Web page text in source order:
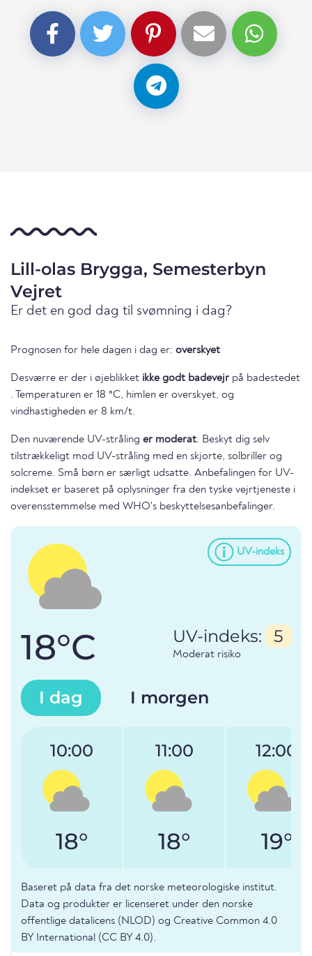
Lill-olas Brygga, Semesterbyn
Vejret
Er det en god dag til svømning i dag?
Prognosen for hele dagen i dag er: overskyet
Desværre er der i øjeblikket ikke godt badevejr på badestedet
. Temperaturen er 18 °C, himlen er overskyet, og
vindhastigheden er 8 km/t.
Den nuværende UV-stråling er moderat. Beskyt dig selv
tilstrækkeligt mod UV-stråling med en skjorte, solbriller og
solcreme. Små børn er særligt udsatte. Anbefalingen for UV-
indekset er baseret på oplysninger fra den tyske vejrtjeneste i
overensstemmelse med WHO's beskyttelsesanbefalinger.
UV-indeks
18°C UV-indeks: 5
Moderat risiko
I dag I morgen
10:00
18°
11:00
18°
12:00
19°
Baseret på data fra det norske meteorologiske institut.
Data og produkter er licenseret under den norske
offentlige datalicens (NLOD) og Creative Common 4.0
BY International (CC BY 4.0).